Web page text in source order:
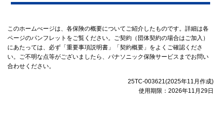
このホームぺージは、各保険の概要についてご紹介したものです。詳細は各
ページのパンフレットをご覧ください。ご契約（団体契約の場合はご加入）
にあたっては、必ず「重要事項説明書」「契約概要」をよくご確認くださ
い。ご不明な点等がございましたら、パナソニック保険サービスまでお問い
合わせください。
25TC-003621(2025年11月作成)
使用期限：2026年11月29日